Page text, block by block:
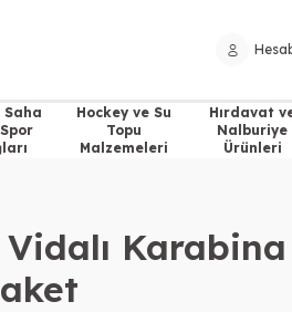
Saha
Hockey ve Su
Topu
Malzemeleri
Hırdavat
Nalburiye
Ürünleri